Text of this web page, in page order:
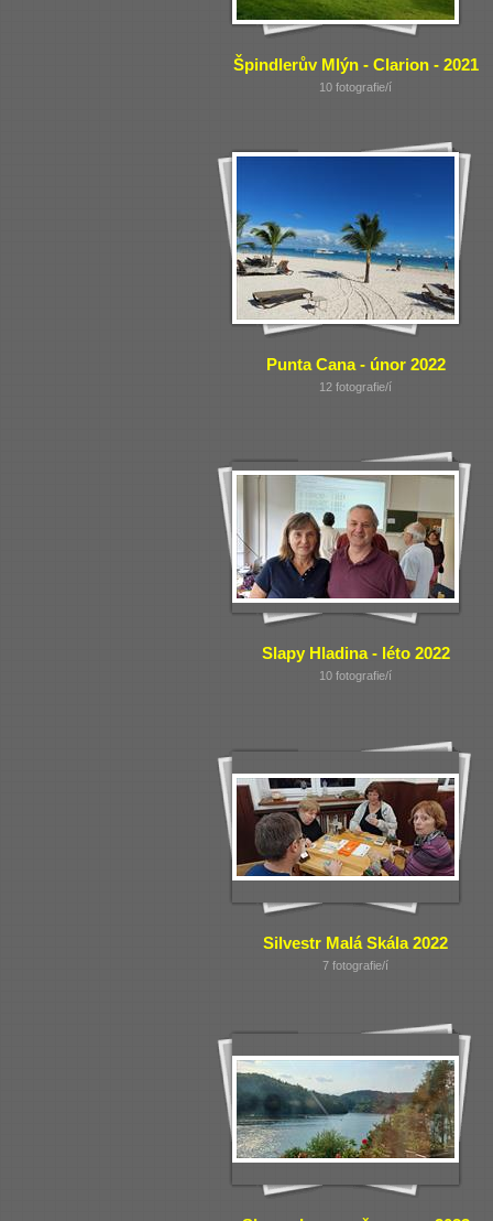
Špindlerův Mlýn - Clarion - 2021
10 fotografie/í
Punta Cana - únor 2022
12 fotografie/í
Slapy Hladina - léto 2022
10 fotografie/í
Silvestr Malá Skála 2022
7 fotografie/í